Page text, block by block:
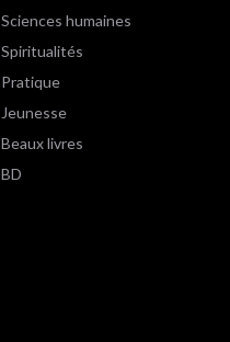
Sciences humaines
Spiritualités
Pratique
Jeunesse
Beaux livres
BD